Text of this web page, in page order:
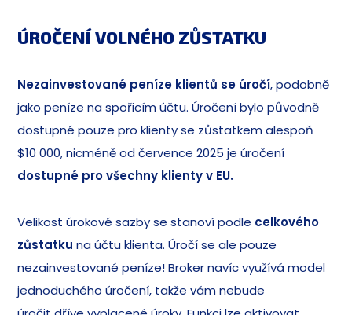
ÚROČENÍ VOLNÉHO ZŮSTATKU
Nezainvestované peníze klientů se úročí, podobně
jako peníze na spořicím účtu. Úročení bylo původně
dostupné pouze pro klienty se zůstatkem alespoň
$10 000, nicméně od července 2025 je úročení
dostupné pro všechny klienty v EU.
Velikost úrokové sazby se stanoví podle celkového
zůstatku na účtu klienta. Úročí se ale pouze
nezainvestované peníze! Broker navíc využívá model
jednoduchého úročení, takže vám nebude